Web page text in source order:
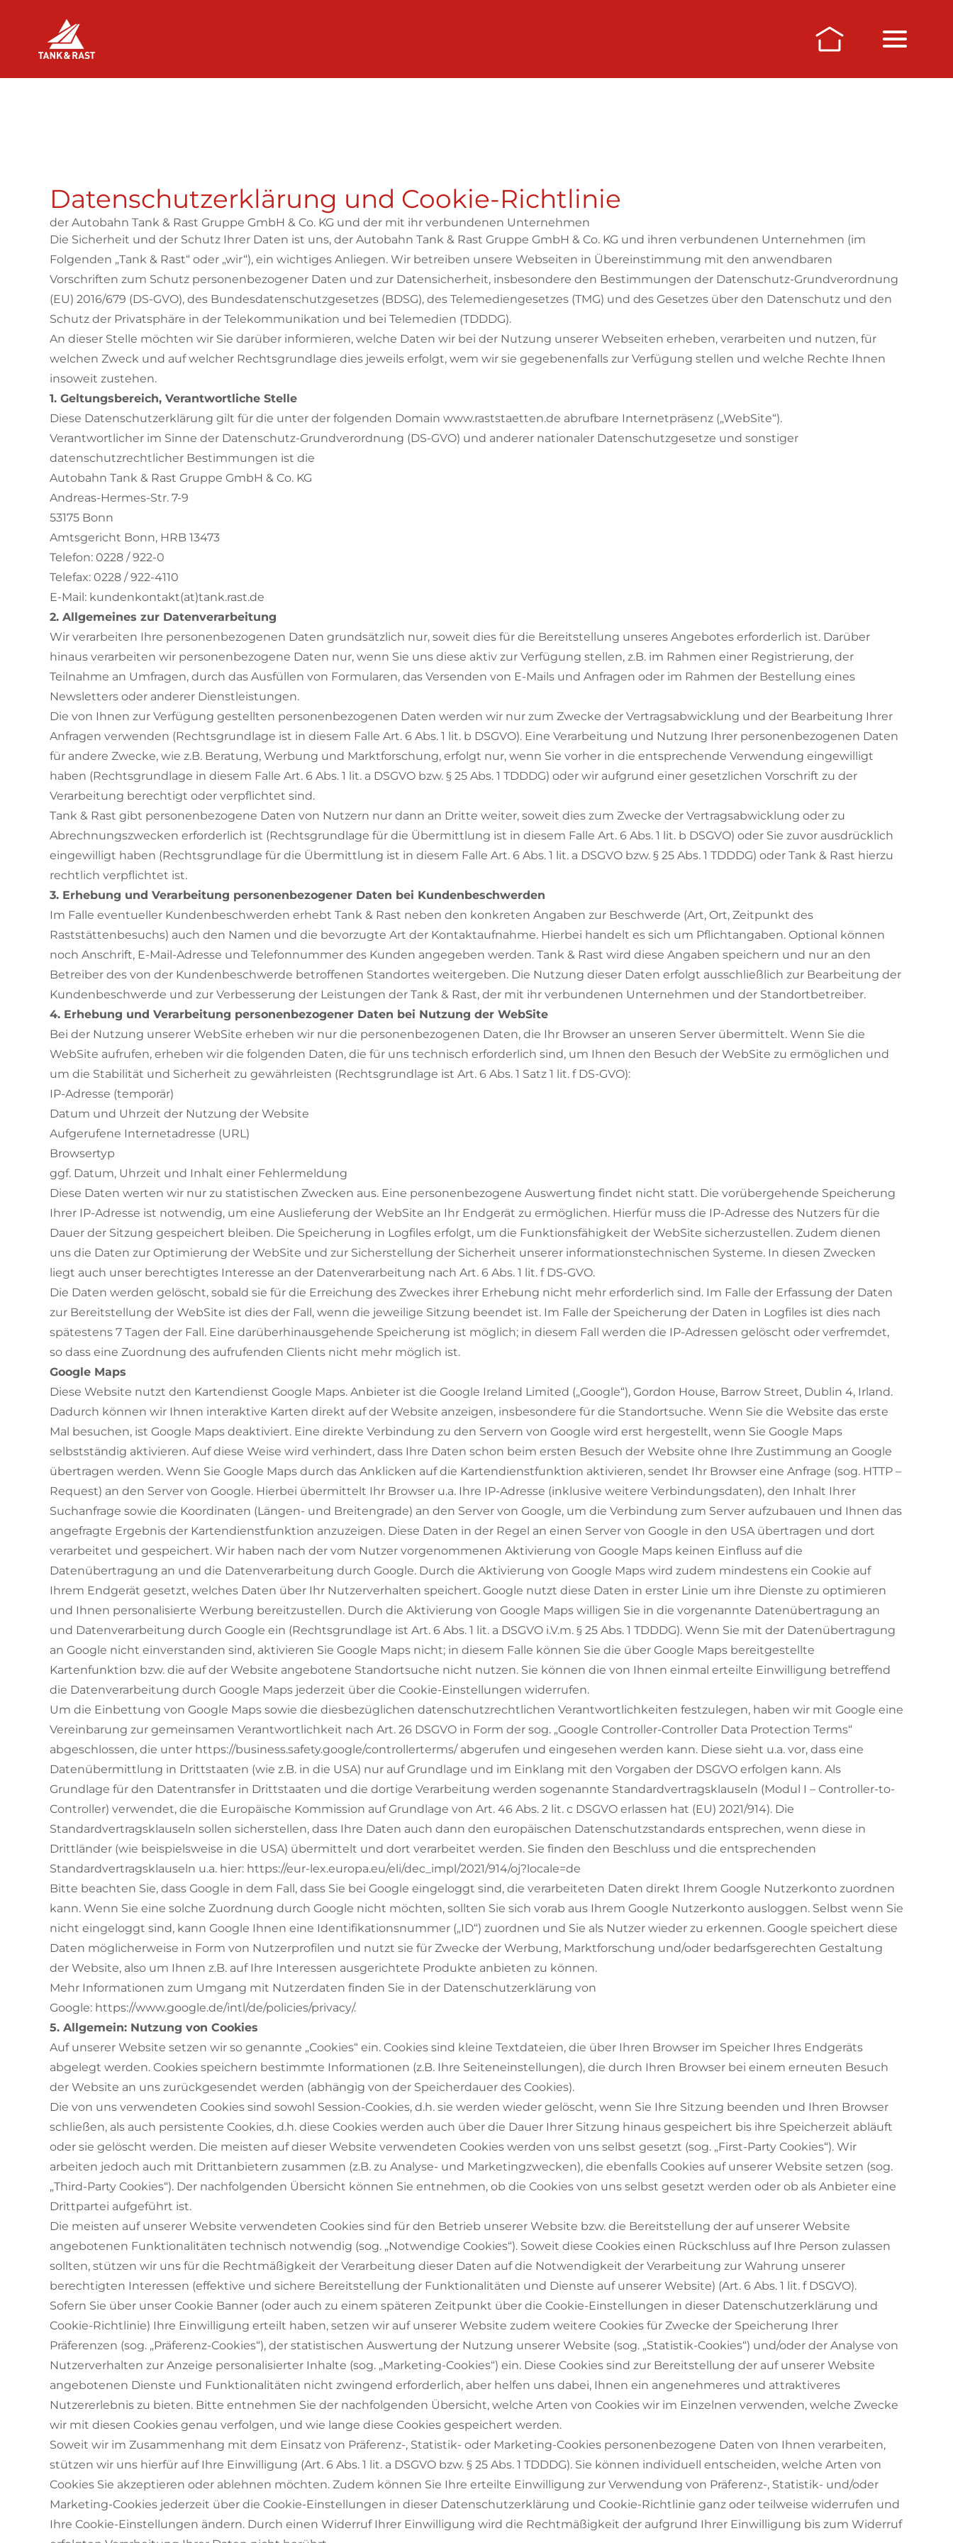
Raststätten
Datenschutzerklärung und Cookie-Richtlinie
der Autobahn Tank & Rast Gruppe GmbH & Co. KG und der mit ihr verbundenen Unternehmen
Die Sicherheit und der Schutz Ihrer Daten ist uns, der Autobahn Tank & Rast Gruppe GmbH & Co. KG und ihren verbundenen Unternehmen (im
Folgenden „Tank & Rast“ oder „wir“), ein wichtiges Anliegen. Wir betreiben unsere Webseiten in Übereinstimmung mit den anwendbaren
Vorschriften zum Schutz personenbezogener Daten und zur Datensicherheit, insbesondere den Bestimmungen der Datenschutz-Grundverordnung
(EU) 2016/679 (DS-GVO), des Bundesdatenschutzgesetzes (BDSG), des Telemediengesetzes (TMG) und des Gesetzes über den Datenschutz und den
Schutz der Privatsphäre in der Telekommunikation und bei Telemedien (TDDDG).
An dieser Stelle möchten wir Sie darüber informieren, welche Daten wir bei der Nutzung unserer Webseiten erheben, verarbeiten und nutzen, für
welchen Zweck und auf welcher Rechtsgrundlage dies jeweils erfolgt, wem wir sie gegebenenfalls zur Verfügung stellen und welche Rechte Ihnen
insoweit zustehen.
1. Geltungsbereich, Verantwortliche Stelle
Diese Datenschutzerklärung gilt für die unter der folgenden Domain www.raststaetten.de abrufbare Internetpräsenz („WebSite“).
Verantwortlicher im Sinne der Datenschutz-Grundverordnung (DS-GVO) und anderer nationaler Datenschutzgesetze und sonstiger
datenschutzrechtlicher Bestimmungen ist die
Autobahn Tank & Rast Gruppe GmbH & Co. KG
Andreas-Hermes-Str. 7-9
53175 Bonn
Amtsgericht Bonn, HRB 13473
Telefon: 0228 / 922-0
Telefax: 0228 / 922-4110
E-Mail: kundenkontakt(at)tank.rast.de
2. Allgemeines zur Datenverarbeitung
Wir verarbeiten Ihre personenbezogenen Daten grundsätzlich nur, soweit dies für die Bereitstellung unseres Angebotes erforderlich ist. Darüber
hinaus verarbeiten wir personenbezogene Daten nur, wenn Sie uns diese aktiv zur Verfügung stellen, z.B. im Rahmen einer Registrierung, der
Teilnahme an Umfragen, durch das Ausfüllen von Formularen, das Versenden von E-Mails und Anfragen oder im Rahmen der Bestellung eines
Newsletters oder anderer Dienstleistungen.
Die von Ihnen zur Verfügung gestellten personenbezogenen Daten werden wir nur zum Zwecke der Vertragsabwicklung und der Bearbeitung Ihrer
Anfragen verwenden (Rechtsgrundlage ist in diesem Falle Art. 6 Abs. 1 lit. b DSGVO). Eine Verarbeitung und Nutzung Ihrer personenbezogenen Daten
für andere Zwecke, wie z.B. Beratung, Werbung und Marktforschung, erfolgt nur, wenn Sie vorher in die entsprechende Verwendung eingewilligt
haben (Rechtsgrundlage in diesem Falle Art. 6 Abs. 1 lit. a DSGVO bzw. § 25 Abs. 1 TDDDG) oder wir aufgrund einer gesetzlichen Vorschrift zu der
Verarbeitung berechtigt oder verpflichtet sind.
Tank & Rast gibt personenbezogene Daten von Nutzern nur dann an Dritte weiter, soweit dies zum Zwecke der Vertragsabwicklung oder zu
Abrechnungszwecken erforderlich ist (Rechtsgrundlage für die Übermittlung ist in diesem Falle Art. 6 Abs. 1 lit. b DSGVO) oder Sie zuvor ausdrücklich
eingewilligt haben (Rechtsgrundlage für die Übermittlung ist in diesem Falle Art. 6 Abs. 1 lit. a DSGVO bzw. § 25 Abs. 1 TDDDG) oder Tank & Rast hierzu
rechtlich verpflichtet ist.
3. Erhebung und Verarbeitung personenbezogener Daten bei Kundenbeschwerden
Im Falle eventueller Kundenbeschwerden erhebt Tank & Rast neben den konkreten Angaben zur Beschwerde (Art, Ort, Zeitpunkt des
Raststättenbesuchs) auch den Namen und die bevorzugte Art der Kontaktaufnahme. Hierbei handelt es sich um Pflichtangaben. Optional können
noch Anschrift, E-Mail-Adresse und Telefonnummer des Kunden angegeben werden. Tank & Rast wird diese Angaben speichern und nur an den
Betreiber des von der Kundenbeschwerde betroffenen Standortes weitergeben. Die Nutzung dieser Daten erfolgt ausschließlich zur Bearbeitung der
Kundenbeschwerde und zur Verbesserung der Leistungen der Tank & Rast, der mit ihr verbundenen Unternehmen und der Standortbetreiber.
4. Erhebung und Verarbeitung personenbezogener Daten bei Nutzung der WebSite
Bei der Nutzung unserer WebSite erheben wir nur die personenbezogenen Daten, die Ihr Browser an unseren Server übermittelt. Wenn Sie die
WebSite aufrufen, erheben wir die folgenden Daten, die für uns technisch erforderlich sind, um Ihnen den Besuch der WebSite zu ermöglichen und
um die Stabilität und Sicherheit zu gewährleisten (Rechtsgrundlage ist Art. 6 Abs. 1 Satz 1 lit. f DS-GVO):
IP-Adresse (temporär)
Datum und Uhrzeit der Nutzung der Website
Aufgerufene Internetadresse (URL)
Browsertyp
ggf. Datum, Uhrzeit und Inhalt einer Fehlermeldung
Diese Daten werten wir nur zu statistischen Zwecken aus. Eine personenbezogene Auswertung findet nicht statt. Die vorübergehende Speicherung
Ihrer IP-Adresse ist notwendig, um eine Auslieferung der WebSite an Ihr Endgerät zu ermöglichen. Hierfür muss die IP-Adresse des Nutzers für die
Dauer der Sitzung gespeichert bleiben. Die Speicherung in Logfiles erfolgt, um die Funktionsfähigkeit der WebSite sicherzustellen. Zudem dienen
uns die Daten zur Optimierung der WebSite und zur Sicherstellung der Sicherheit unserer informationstechnischen Systeme. In diesen Zwecken
liegt auch unser berechtigtes Interesse an der Datenverarbeitung nach Art. 6 Abs. 1 lit. f DS-GVO.
Die Daten werden gelöscht, sobald sie für die Erreichung des Zweckes ihrer Erhebung nicht mehr erforderlich sind. Im Falle der Erfassung der Daten
zur Bereitstellung der WebSite ist dies der Fall, wenn die jeweilige Sitzung beendet ist. Im Falle der Speicherung der Daten in Logfiles ist dies nach
spätestens 7 Tagen der Fall. Eine darüberhinausgehende Speicherung ist möglich; in diesem Fall werden die IP-Adressen gelöscht oder verfremdet,
so dass eine Zuordnung des aufrufenden Clients nicht mehr möglich ist.
Google Maps
Diese Website nutzt den Kartendienst Google Maps. Anbieter ist die Google Ireland Limited („Google“), Gordon House, Barrow Street, Dublin 4, Irland.
Dadurch können wir Ihnen interaktive Karten direkt auf der Website anzeigen, insbesondere für die Standortsuche. Wenn Sie die Website das erste
Mal besuchen, ist Google Maps deaktiviert. Eine direkte Verbindung zu den Servern von Google wird erst hergestellt, wenn Sie Google Maps
selbstständig aktivieren. Auf diese Weise wird verhindert, dass Ihre Daten schon beim ersten Besuch der Website ohne Ihre Zustimmung an Google
übertragen werden. Wenn Sie Google Maps durch das Anklicken auf die Kartendienstfunktion aktivieren, sendet Ihr Browser eine Anfrage (sog. HTTP –
Request) an den Server von Google. Hierbei übermittelt Ihr Browser u.a. Ihre IP-Adresse (inklusive weitere Verbindungsdaten), den Inhalt Ihrer
Suchanfrage sowie die Koordinaten (Längen- und Breitengrade) an den Server von Google, um die Verbindung zum Server aufzubauen und Ihnen das
angefragte Ergebnis der Kartendienstfunktion anzuzeigen. Diese Daten in der Regel an einen Server von Google in den USA übertragen und dort
verarbeitet und gespeichert. Wir haben nach der vom Nutzer vorgenommenen Aktivierung von Google Maps keinen Einfluss auf die
Datenübertragung an und die Datenverarbeitung durch Google. Durch die Aktivierung von Google Maps wird zudem mindestens ein Cookie auf
Ihrem Endgerät gesetzt, welches Daten über Ihr Nutzerverhalten speichert. Google nutzt diese Daten in erster Linie um ihre Dienste zu optimieren
und Ihnen personalisierte Werbung bereitzustellen. Durch die Aktivierung von Google Maps willigen Sie in die vorgenannte Datenübertragung an
und Datenverarbeitung durch Google ein (Rechtsgrundlage ist Art. 6 Abs. 1 lit. a DSGVO i.V.m. § 25 Abs. 1 TDDDG). Wenn Sie mit der Datenübertragung
an Google nicht einverstanden sind, aktivieren Sie Google Maps nicht; in diesem Falle können Sie die über Google Maps bereitgestellte
Kartenfunktion bzw. die auf der Website angebotene Standortsuche nicht nutzen. Sie können die von Ihnen einmal erteilte Einwilligung betreffend
die Datenverarbeitung durch Google Maps jederzeit über die Cookie-Einstellungen widerrufen.
Um die Einbettung von Google Maps sowie die diesbezüglichen datenschutzrechtlichen Verantwortlichkeiten festzulegen, haben wir mit Google eine
Vereinbarung zur gemeinsamen Verantwortlichkeit nach Art. 26 DSGVO in Form der sog. „Google Controller-Controller Data Protection Terms“
abgeschlossen, die unter https://business.safety.google/controllerterms/abgerufen und eingesehen werden kann. Diese sieht u.a. vor, dass eine
Datenübermittlung in Drittstaaten (wie z.B. in die USA) nur auf Grundlage und im Einklang mit den Vorgaben der DSGVO erfolgen kann. Als
Grundlage für den Datentransfer in Drittstaaten und die dortige Verarbeitung werden sogenannte Standardvertragsklauseln (Modul I – Controller-to-
Controller) verwendet, die die Europäische Kommission auf Grundlage von Art. 46 Abs. 2 lit. c DSGVO erlassen hat (EU) 2021/914). Die
Standardvertragsklauseln sollen sicherstellen, dass Ihre Daten auch dann den europäischen Datenschutzstandards entsprechen, wenn diese in
Drittländer (wie beispielsweise in die USA) übermittelt und dort verarbeitet werden. Sie finden den Beschluss und die entsprechenden
Standardvertragsklauseln u.a. hier: https://eur-lex.europa.eu/eli/dec_impl/2021/914/oj?locale=de
Bitte beachten Sie, dass Google in dem Fall, dass Sie bei Google eingeloggt sind, die verarbeiteten Daten direkt Ihrem Google Nutzerkonto zuordnen
kann. Wenn Sie eine solche Zuordnung durch Google nicht möchten, sollten Sie sich vorab aus Ihrem Google Nutzerkonto ausloggen. Selbst wenn Sie
nicht eingeloggt sind, kann Google Ihnen eine Identifikationsnummer („ID“) zuordnen und Sie als Nutzer wieder zu erkennen. Google speichert diese
Daten möglicherweise in Form von Nutzerprofilen und nutzt sie für Zwecke der Werbung, Marktforschung und/oder bedarfsgerechten Gestaltung
der Website, also um Ihnen z.B. auf Ihre Interessen ausgerichtete Produkte anbieten zu können.
Mehr Informationen zum Umgang mit Nutzerdaten finden Sie in der Datenschutzerklärung von
Google: https://www.google.de/intl/de/policies/privacy/.
5. Allgemein: Nutzung von Cookies
Auf unserer Website setzen wir so genannte „Cookies“ ein. Cookies sind kleine Textdateien, die über Ihren Browser im Speicher Ihres Endgeräts
abgelegt werden. Cookies speichern bestimmte Informationen (z.B. Ihre Seiteneinstellungen), die durch Ihren Browser bei einem erneuten Besuch
der Website an uns zurückgesendet werden (abhängig von der Speicherdauer des Cookies).
Die von uns verwendeten Cookies sind sowohl Session-Cookies, d.h. sie werden wieder gelöscht, wenn Sie Ihre Sitzung beenden und Ihren Browser
schließen, als auch persistente Cookies, d.h. diese Cookies werden auch über die Dauer Ihrer Sitzung hinaus gespeichert bis ihre Speicherzeit abläuft
oder sie gelöscht werden. Die meisten auf dieser Website verwendeten Cookies werden von uns selbst gesetzt (sog. „First-Party Cookies“). Wir
arbeiten jedoch auch mit Drittanbietern zusammen (z.B. zu Analyse- und Marketingzwecken), die ebenfalls Cookies auf unserer Website setzen (sog.
„Third-Party Cookies“). Der nachfolgenden Übersicht können Sie entnehmen, ob die Cookies von uns selbst gesetzt werden oder ob als Anbieter eine
Drittpartei aufgeführt ist.
Die meisten auf unserer Website verwendeten Cookies sind für den Betrieb unserer Website bzw. die Bereitstellung der auf unserer Website
angebotenen Funktionalitäten technisch notwendig (sog. „Notwendige Cookies“). Soweit diese Cookies einen Rückschluss auf Ihre Person zulassen
sollten, stützen wir uns für die Rechtmäßigkeit der Verarbeitung dieser Daten auf die Notwendigkeit der Verarbeitung zur Wahrung unserer
berechtigten Interessen (effektive und sichere Bereitstellung der Funktionalitäten und Dienste auf unserer Website) (Art. 6 Abs. 1 lit. f DSGVO).
Sofern Sie über unser Cookie Banner (oder auch zu einem späteren Zeitpunkt über die Cookie-Einstellungen in dieser Datenschutzerklärung und
Cookie-Richtlinie) Ihre Einwilligung erteilt haben, setzen wir auf unserer Website zudem weitere Cookies für Zwecke der Speicherung Ihrer
Präferenzen (sog. „Präferenz-Cookies“), der statistischen Auswertung der Nutzung unserer Website (sog. „Statistik-Cookies“) und/oder der Analyse von
Nutzerverhalten zur Anzeige personalisierter Inhalte (sog. „Marketing-Cookies“) ein. Diese Cookies sind zur Bereitstellung der auf unserer Website
angebotenen Dienste und Funktionalitäten nicht zwingend erforderlich, aber helfen uns dabei, Ihnen ein angenehmeres und attraktiveres
Nutzererlebnis zu bieten. Bitte entnehmen Sie der nachfolgenden Übersicht, welche Arten von Cookies wir im Einzelnen verwenden, welche Zwecke
wir mit diesen Cookies genau verfolgen, und wie lange diese Cookies gespeichert werden.
Soweit wir im Zusammenhang mit dem Einsatz von Präferenz-, Statistik- oder Marketing-Cookies personenbezogene Daten von Ihnen verarbeiten,
stützen wir uns hierfür auf Ihre Einwilligung (Art. 6 Abs. 1 lit. a DSGVO bzw. § 25 Abs. 1 TDDDG). Sie können individuell entscheiden, welche Arten von
Cookies Sie akzeptieren oder ablehnen möchten. Zudem können Sie Ihre erteilte Einwilligung zur Verwendung von Präferenz-, Statistik- und/oder
Marketing-Cookies jederzeit über die Cookie-Einstellungen in dieser Datenschutzerklärung und Cookie-Richtlinie ganz oder teilweise widerrufen und
Ihre Cookie-Einstellungen ändern. Durch einen Widerruf Ihrer Einwilligung wird die Rechtmäßigkeit der aufgrund Ihrer Einwilligung bis zum Widerruf